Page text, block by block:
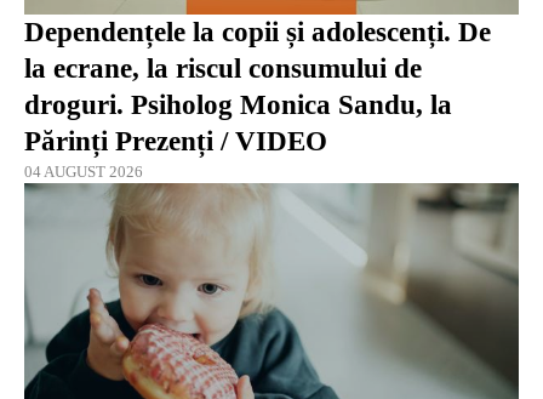
Dependențele la copii și adolescenți. De
la ecrane, la riscul consumului de
droguri. Psiholog Monica Sandu, la
Părinți Prezenți / VIDEO
04 AUGUST 2026